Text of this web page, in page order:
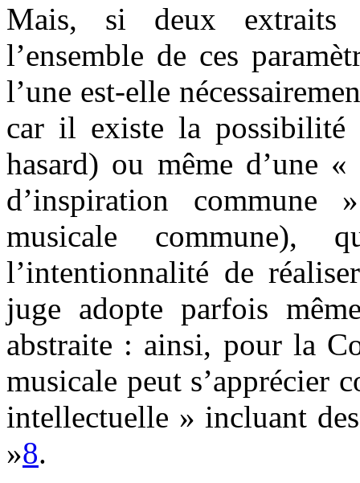
Mais, si deux extraits
l’ensemble de ces
l’une est-elle
car il existe la possibilité
hasard) ou même d’une «
d’inspiration commune
musicale commune),
l’intentionnalité de
juge adopte parfois
abstraite : ainsi, pour la
musicale peut s’apprécier
intellectuelle » incluant
»8.